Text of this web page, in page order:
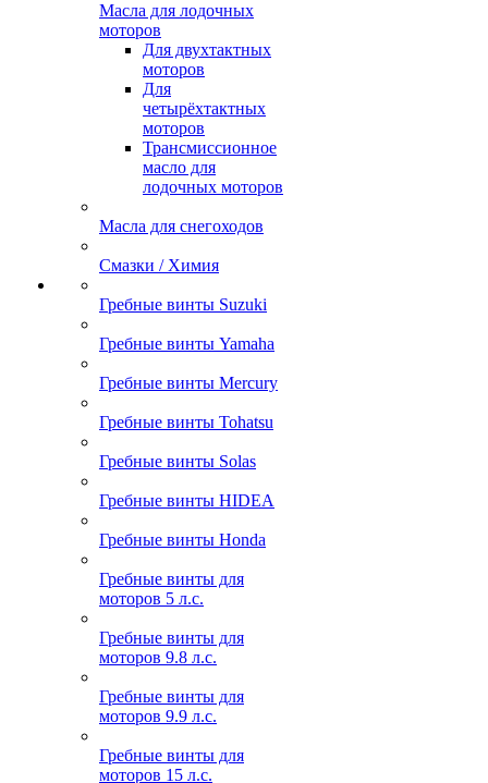
Масла для лодочных
моторов
Для двухтактных
моторов
Для
четырёхтактных
моторов
Трансмиссионное
масло для
лодочных моторов
Масла для снегоходов
Смазки / Химия
Гребные винты Suzuki
Гребные винты Yamaha
Гребные винты Mercury
Гребные винты Tohatsu
Гребные винты Solas
Гребные винты HIDEA
Гребные винты Honda
Гребные винты для
моторов 5 л.с.
Гребные винты для
моторов 9.8 л.с.
Гребные винты для
моторов 9.9 л.с.
Гребные винты для
моторов 15 л.с.